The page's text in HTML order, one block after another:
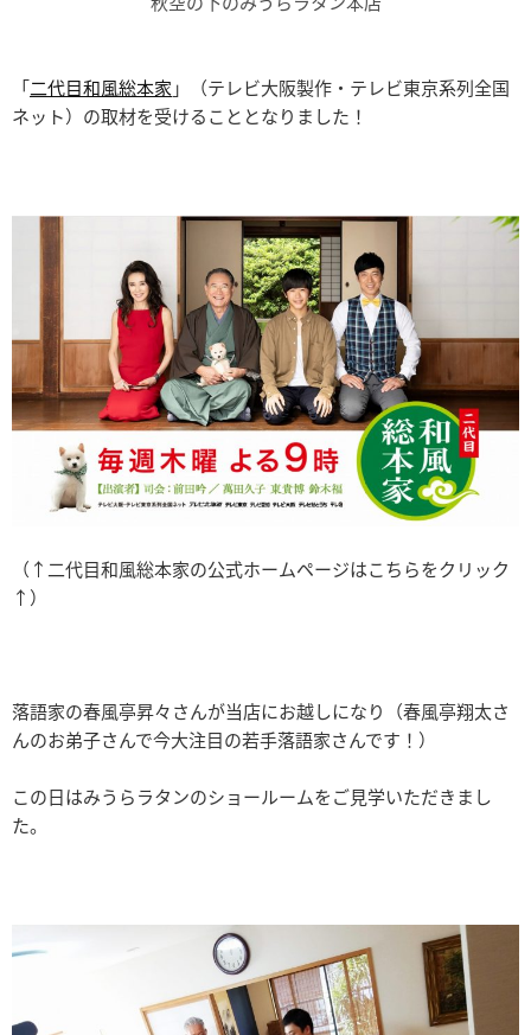
「二代目和風総本家」（テレビ大阪製作・テレビ東京系列全国
ネット）の取材を受けることとなりました！
（↑二代目和風総本家の公式ホームページはこちらをクリック
↑）
落語家の春風亭昇々さんが当店にお越しになり（春風亭翔太さ
んのお弟子さんで今大注目の若手落語家さんです！）
この日はみうらラタンのショールームをご見学いただきまし
た。